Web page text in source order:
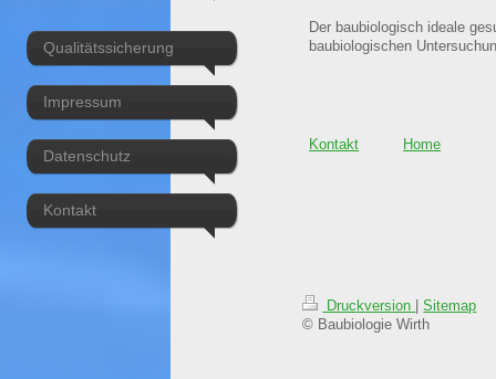
Qualitätssicherung
Impressum
Datenschutz
Kontakt
Der baubiologisch ideale
baubiologischen
Kontakt Home
Druckversion
Sitemap
© Baubiologie Wirth